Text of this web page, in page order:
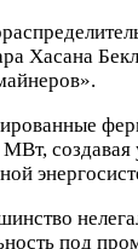
Хасана
создавая
под